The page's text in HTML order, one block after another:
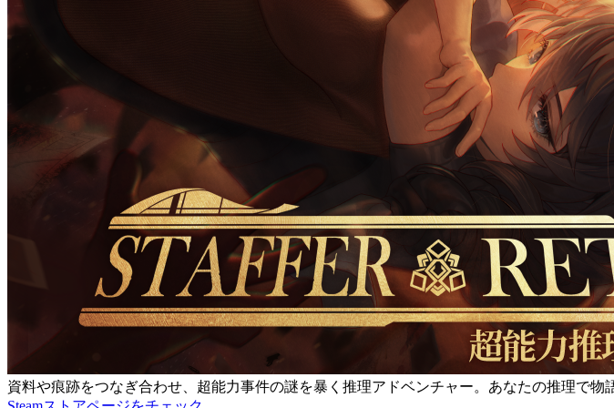
資料や痕跡をつなぎ合わせ、超能力事件の謎を暴く推理アドベンチャー。あなたの推理で物